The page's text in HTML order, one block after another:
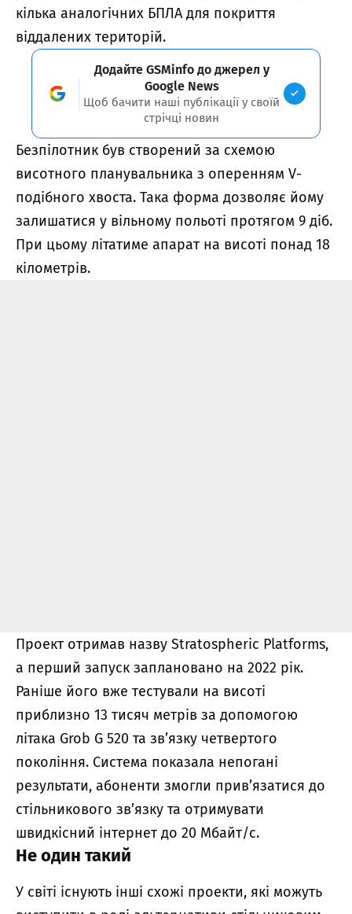
кілька аналогічних БПЛА для покриття
віддалених територій.
Додайте GSMinfo до джерел у
Google News
Щоб бачити наші публікації у своїй
стрічці новин
Безпілотник був створений за схемою
висотного планувальника з оперенням V-
подібного хвоста. Така форма дозволяє йому
залишатися у вільному польоті протягом 9 діб.
При цьому літатиме апарат на висоті понад 18
кілометрів.
Проект отримав назву Stratospheric Platforms,
а перший запуск заплановано на 2022 рік.
Раніше його вже тестували на висоті
приблизно 13 тисяч метрів за допомогою
літака Grob G 520 та зв’язку четвертого
покоління. Система показала непогані
результати, абоненти змогли прив’язатися до
стільникового зв’язку та отримувати
швидкісний інтернет до 20 Мбайт/с.
Не один такий
У світі існують інші схожі проекти, які можуть